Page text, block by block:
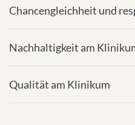
Chancengleichheit und
Nachhaltigkeit am
Qualität am Klinikum